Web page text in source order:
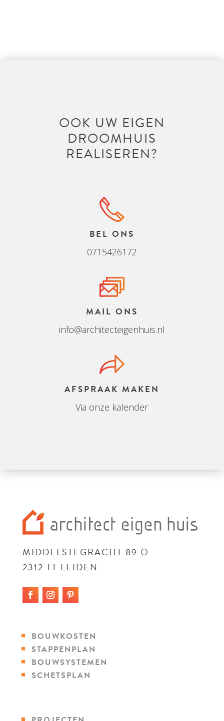
OOK UW EIGEN
DROOMHUIS
REALISEREN?
BEL ONS
0715426172
MAIL ONS
info@architecteigenhuis.nl
AFSPRAAK MAKEN
Via onze kalender
MIDDELSTEGRACHT 89 O
2312 TT LEIDEN
BOUWKOSTEN
STAPPENPLAN
BOUWSYSTEMEN
SCHETSPLAN